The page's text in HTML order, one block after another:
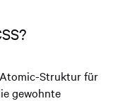
Struktur für
gewohnte